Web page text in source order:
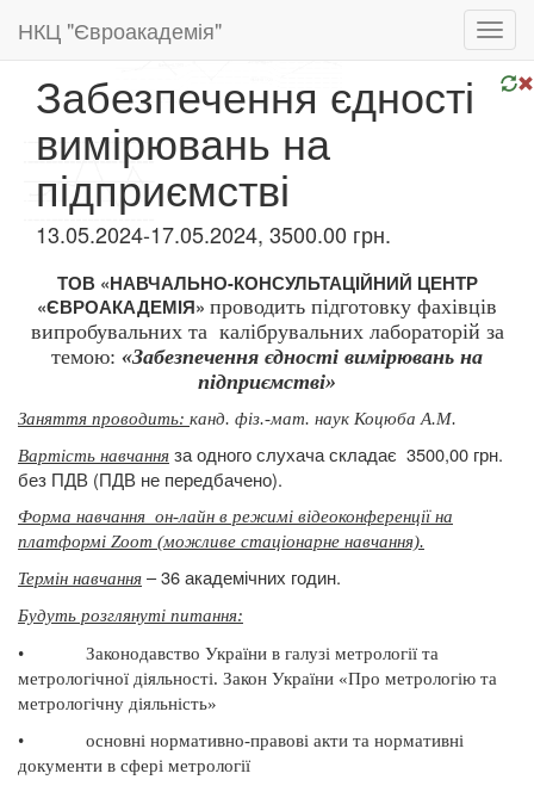
НКЦ "Євроакадемія"
Забезпечення єдності
вимірювань на
підприємстві
13.05.2024-17.05.2024, 3500.00 грн.
ТОВ «НАВЧАЛЬНО-КОНСУЛЬТАЦІЙНИЙ ЦЕНТР
«ЄВРОАКАДЕМІЯ» проводить підготовку фахівців
випробувальних та калібрувальних лабораторій за
темою: «Забезпечення єдності вимірювань на
підприємстві»
Заняття проводить: канд. фіз.-мат. наук Коцюба А.М.
Вартість навчання за одного слухача складає 3500,00 грн.
без ПДВ (ПДВ не передбачено).
Форма навчання он-лайн в режимі відеоконференції на
платформі Zoom (можливе стаціонарне навчання).
Термін навчання – 36 академічних годин.
Будуть розглянуті питання:
•
Законодавство України в галузі метрології та
метрологічної діяльності. Закон України «Про метрологію та
метрологічну діяльність»
•
основні нормативно-правові акти та нормативні
документи в сфері метрології